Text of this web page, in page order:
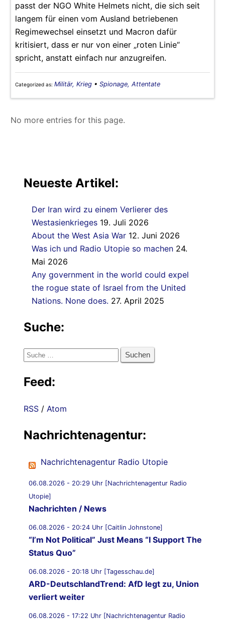
passt der NGO White Helmets nicht, die sich seit
langem für einen vom Ausland betriebenen
Regimewechsel einsetzt und Macron dafür
kritisiert, dass er nur von einer „roten Linie“
spricht, anstatt einfach nur anzugreifen.
Categorized as: Militär, Krieg • Spionage, Attentate
No more entries for this page.
Neueste Artikel:
Der Iran wird zu einem Verlierer des
Westasienkrieges 19. Juli 2026
About the West Asia War 12. Juni 2026
Was ich und Radio Utopie so machen 24.
Mai 2026
Any government in the world could expel
the rogue state of Israel from the United
Nations. None does. 27. April 2025
Suche:
Suche
Feed:
RSS / Atom
Nachrichtenagentur:
Nachrichtenagentur Radio Utopie
06.08.2026 - 20:29 Uhr [Nachrichtenagentur Radio
Utopie]
Nachrichten / News
06.08.2026 - 20:24 Uhr [Caitlin Johnstone]
“I’m Not Political” Just Means “I Support The
Status Quo”
06.08.2026 - 20:18 Uhr [Tagesschau.de]
ARD-DeutschlandTrend: AfD legt zu, Union
verliert weiter
06.08.2026 - 17:22 Uhr [Nachrichtenagentur Radio